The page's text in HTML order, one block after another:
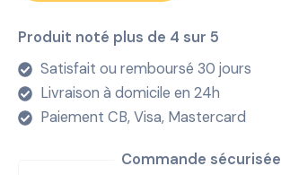
Produit noté plus de 4 sur 5
Satisfait ou remboursé 30 jours
Livraison à domicile en 24h
Paiement CB, Visa, Mastercard
Commande sécurisée